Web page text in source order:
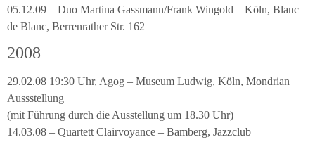
05.12.09 – Duo Martina Gassmann/Frank Wingold – Köln, Blanc
de Blanc, Berrenrather Str. 162
2008
29.02.08 19:30 Uhr, Agog – Museum Ludwig, Köln, Mondrian
Aussstellung
(mit Führung durch die Ausstellung um 18.30 Uhr)
14.03.08 – Quartett Clairvoyance – Bamberg, Jazzclub